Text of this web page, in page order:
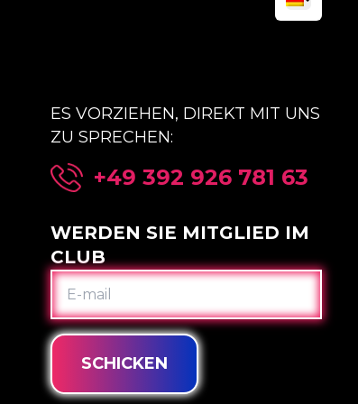
ES VORZIEHEN, DIREKT MIT UNS
ZU SPRECHEN:
+49 392 926 781 63
WERDEN SIE MITGLIED IM
CLUB
E-
MAIL
SCHICKEN